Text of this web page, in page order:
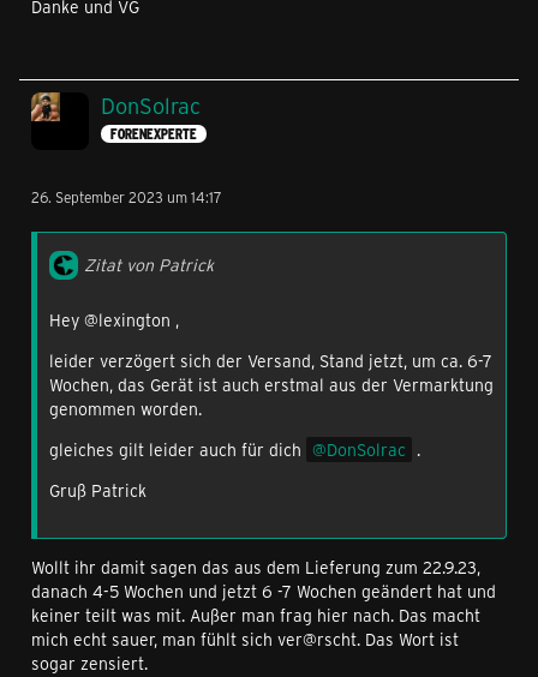
Danke und VG
DonSolrac
FORENEXPERTE
26. September 2023 um 14:17
Zitat von Patrick
Hey @lexington ,
leider verzögert sich der Versand, Stand jetzt, um ca. 6-7
Wochen, das Gerät ist auch erstmal aus der Vermarktung
genommen worden.
gleiches gilt leider auch für dich
DonSolrac .
Gruß Patrick
Wollt ihr damit sagen das aus dem Lieferung zum 22.9.23,
danach 4-5 Wochen und jetzt 6 -7 Wochen geändert hat und
keiner teilt was mit. Außer man frag hier nach. Das macht
mich echt sauer, man fühlt sich ver@rscht. Das Wort ist
sogar zensiert.